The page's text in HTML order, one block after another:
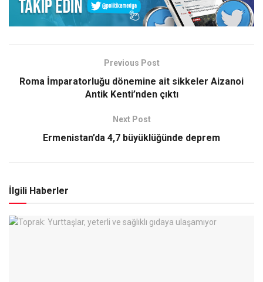
Previous Post
Roma İmparatorluğu dönemine ait sikkeler Aizanoi
Antik Kenti’nden çıktı
Next Post
Ermenistan’da 4,7 büyüklüğünde deprem
İlgili Haberler